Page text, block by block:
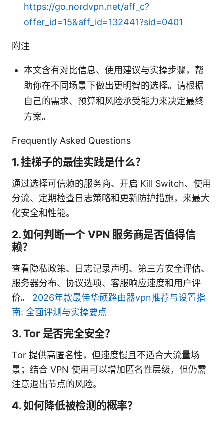
https://go.nordvpn.net/aff_c?
offer_id=15&aff_id=132441?sid=0401
附注
本文含有对比信息、使用建议与实操步骤，帮
助你在不同场景下做出更明智的选择。请根据
自己的需求、预算和风险承受能力来决定最终
方案。
Frequently Asked Questions
1. 挂梯子的最佳实践是什么？
通过选择可信赖的服务商、开启 Kill Switch、使用
分流、定期检查日志策略和更新防护措施，来最大
化安全和性能。
2. 如何判断一个 VPN 服务商是否值得信
赖？
查看隐私政策、日志记录声明、第三方安全评估、
服务器分布、协议选项、客服响应速度和用户评
价。 2026年款最佳华硕路由器vpn推荐与设置指
南: 全面评测与实操要点
3. Tor 是否完全安全？
Tor 提供高匿名性，但速度慢且不适合大流量场
景；结合 VPN 使用可以增加匿名性层级，但仍需
注意退出节点的风险。
4. 如何降低被检测的概率？